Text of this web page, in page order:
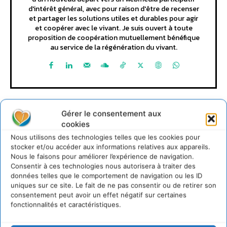
Gérer le consentement aux
cookies
Nous utilisons des technologies telles que les cookies pour
stocker et/ou accéder aux informations relatives aux appareils.
Nous le faisons pour améliorer l’expérience de navigation.
Consentir à ces technologies nous autorisera à traiter des
données telles que le comportement de navigation ou les ID
uniques sur ce site. Le fait de ne pas consentir ou de retirer son
consentement peut avoir un effet négatif sur certaines
fonctionnalités et caractéristiques.
d'intérêt général, avec pour raison d'être de recenser
et partager les solutions utiles et durables pour agir
et coopérer avec le vivant. Je suis ouvert à toute
proposition de coopération mutuellement bénéfique
au service de la régénération du vivant.
Lire aussi
Soutenir un pastoralisme durable en faveur de
socio-écosystèmes résilients
6 août 2026